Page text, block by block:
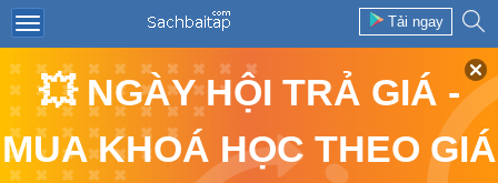
Tải ngay
💥 NGÀY HỘI TRẢ GIÁ -
MUA KHOÁ HỌC THEO GIÁ